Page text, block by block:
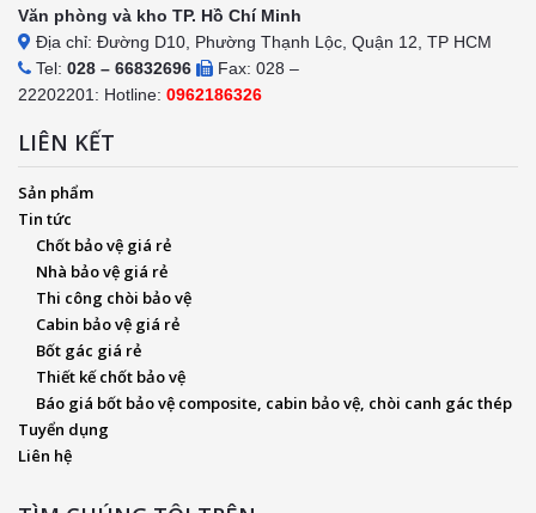
Văn phòng và kho TP. Hồ Chí Minh
Địa chỉ: Đường D10, Phường Thạnh Lộc, Quận 12, TP HCM
Tel: 028 – 66832696
Fax: 028 –
22202201: Hotline: 0962186326
LIÊN KẾT
Sản phẩm
Tin tức
Chốt bảo vệ giá rẻ
Nhà bảo vệ giá rẻ
Thi công chòi bảo vệ
Cabin bảo vệ giá rẻ
Bốt gác giá rẻ
Thiết kế chốt bảo vệ
Báo giá bốt bảo vệ composite, cabin bảo vệ, chòi canh gác thép
Tuyển dụng
Liên hệ